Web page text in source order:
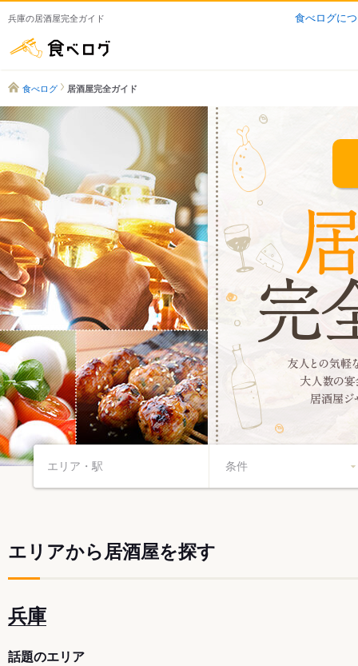
兵庫の居酒屋完全ガイド 食べログに
食べログ 居酒屋完全ガイド
エリアから居酒屋を探す
兵庫
話題のエリア